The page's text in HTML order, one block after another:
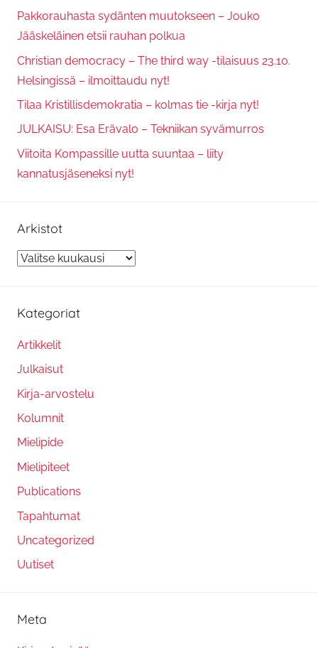
Pakkorauhasta sydänten muutokseen – Jouko
Jääskeläinen etsii rauhan polkua
Christian democracy – The third way -tilaisuus 23.10.
Helsingissä – ilmoittaudu nyt!
Tilaa Kristillisdemokratia – kolmas tie -kirja nyt!
JULKAISU: Esa Erävalo – Tekniikan syvämurros
Viitoita Kompassille uutta suuntaa – liity
kannatusjäseneksi nyt!
Arkistot
Arkistot
Kategoriat
Artikkelit
Julkaisut
Kirja-arvostelu
Kolumnit
Mielipide
Mielipiteet
Publications
Tapahtumat
Uncategorized
Uutiset
Meta